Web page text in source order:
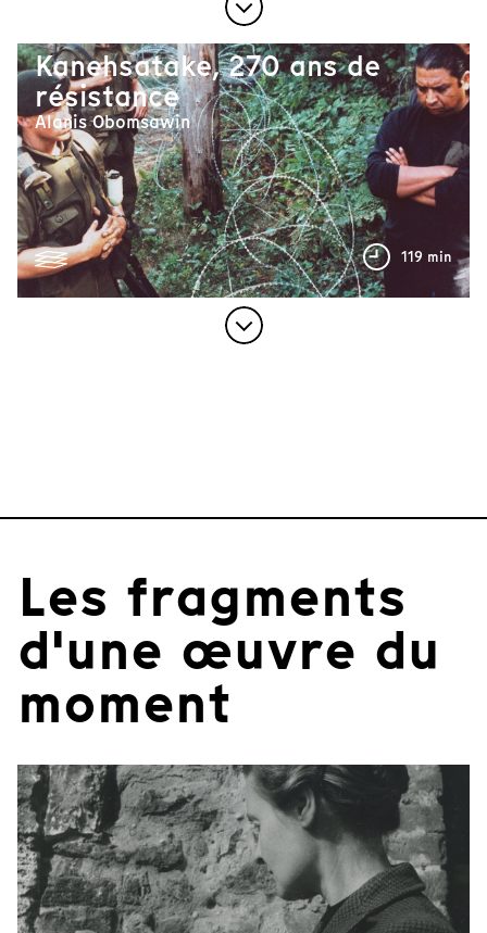
Kanehsatake, 270 ans de
résistance
Alanis Obomsawin
119 min
Les fragments
d'une œuvre du
moment